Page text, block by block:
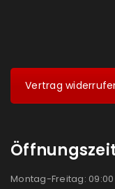
Vertrag
Montag-Freitag: 09:00